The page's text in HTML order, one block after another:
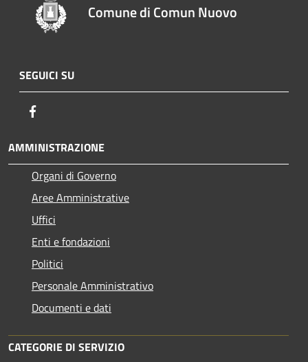
Comune di Comun Nuovo
SEGUICI SU
AMMINISTRAZIONE
Organi di Governo
Aree Amministrative
Uffici
Enti e fondazioni
Politici
Personale Amministrativo
Documenti e dati
CATEGORIE DI SERVIZIO